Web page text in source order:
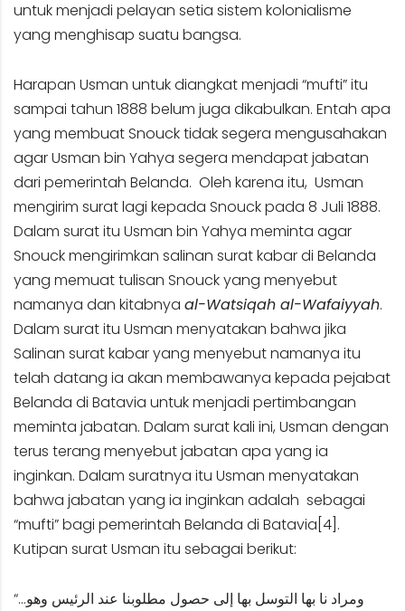
untuk menjadi pelayan setia sistem kolonialisme
yang menghisap suatu bangsa.
Harapan Usman untuk diangkat menjadi “mufti” itu
sampai tahun 1888 belum juga dikabulkan. Entah apa
yang membuat Snouck tidak segera mengusahakan
agar Usman bin Yahya segera mendapat jabatan
dari pemerintah Belanda. Oleh karena itu, Usman
mengirim surat lagi kepada Snouck pada 8 Juli 1888.
Dalam surat itu Usman bin Yahya meminta agar
Snouck mengirimkan salinan surat kabar di Belanda
yang memuat tulisan Snouck yang menyebut
namanya dan kitabnya al-Watsiqah al-Wafaiyyah.
Dalam surat itu Usman menyatakan bahwa jika
Salinan surat kabar yang menyebut namanya itu
telah datang ia akan membawanya kepada pejabat
Belanda di Batavia untuk menjadi pertimbangan
meminta jabatan. Dalam surat kali ini, Usman dengan
terus terang menyebut jabatan apa yang ia
inginkan. Dalam suratnya itu Usman menyatakan
bahwa jabatan yang ia inginkan adalah sebagai
“mufti” bagi pemerintah Belanda di Batavia [4] .
Kutipan surat Usman itu sebagai berikut:
“…ومراد نا بها التوسل بها إلى حصول مطلوبنا عند الرئيس وهو